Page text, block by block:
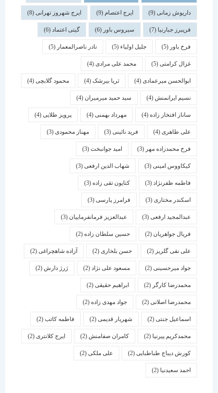
داریوش زمانی(9) ایرج اعتصام(9) ایرج شهروز تهرانی(8)
فریبرز جبارنیا(7) سیروس باور(6) گیتی اعتماد(6)
فرخ باور(5) جلیل اولیاء(5) نادر ناصرالمعمار (5)
غزال کرامتی(5) محمد علی مرادی(4)
ابوالحسن میرعمادی(4) ثریا بیرشک(4) محمود گلابچی(4)
نسیم ایرانمنش(4) سید حمید میرمیران(4)
ساناز افتخار زاده(4) مهرداد بهمنی (4) پرویز طلایی(4)
علی طاهری(4) فرید نائینی(3) مهناز محمودی(3)
فرخ محمدزاده مهر(3) امید جوانبخت(3)
کیکاووس امینی(3) شهاب الدین ارفعی(3)
فاطمه ظفرنژاد(3) کتایون تقی زاده(3)
اسكندر مختاری (3) فرامرز پارسی(3)
عبدالمجید ارفعی(3) عبدالعزیز فرمانفرماییان(3)
فریال جواهریان(2) حسین سلطان زاده(2)
علی نقی گلریز(2) حسن بلخاری(2) آزاده شاهچراغی(2)
جواد میرحسینی(2) مسعود علی نژاد(2) ژرژ دارش (2)
محمدرضا کارگر(2) ابراهیم حقیقی(2)
محمدرضا اصلانی(2) جواد مهدی زاده(2)
اسماعیل جنتی(2) شهریار قدیمی(2) فاطمه کاتب(2)
محمدکریم پیرنیا (2) کامران صفامنش(2) ایرج کلانتری (2)
کورش دیباج طباطبایی(2) علی ملکی(2)
احمد سعیدنیا (2)